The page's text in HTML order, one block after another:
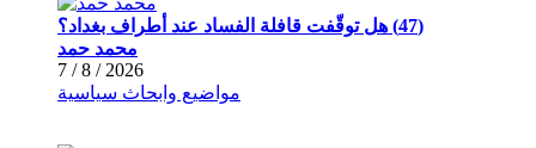
(47) هل توقّفت قافلة الفساد عند أطراف بغداد؟
محمد حمد
2026 / 8 / 7
مواضيع وابحاث سياسية